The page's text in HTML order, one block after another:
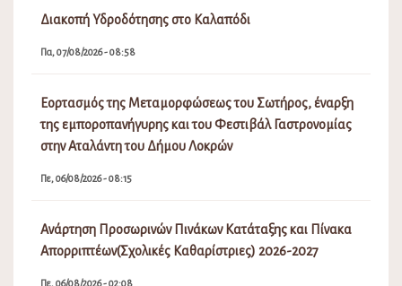
Διακοπή Υδροδότησης στο Καλαπόδι
Πα, 07/08/2026 - 08:58
Εορτασμός της Μεταμορφώσεως του Σωτήρος, έναρξη
της εμποροπανήγυρης και του Φεστιβάλ Γαστρονομίας
στην Αταλάντη του Δήμου Λοκρών
Πε, 06/08/2026 - 08:15
Ανάρτηση Προσωρινών Πινάκων Κατάταξης και Πίνακα
Απορριπτέων(Σχολικές Καθαρίστριες) 2026-2027
Πε, 06/08/2026 - 02:08